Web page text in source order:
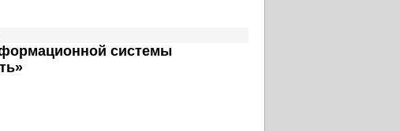
системы